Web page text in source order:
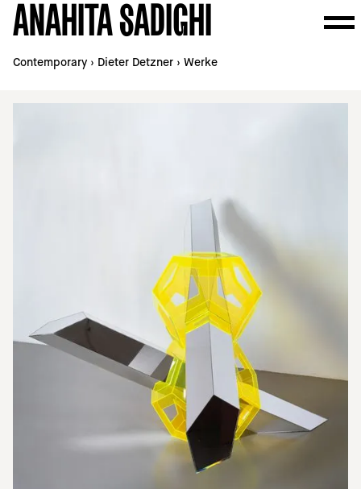
ANAHITA SADIGHI
Contemporary › Dieter Detzner › Werke